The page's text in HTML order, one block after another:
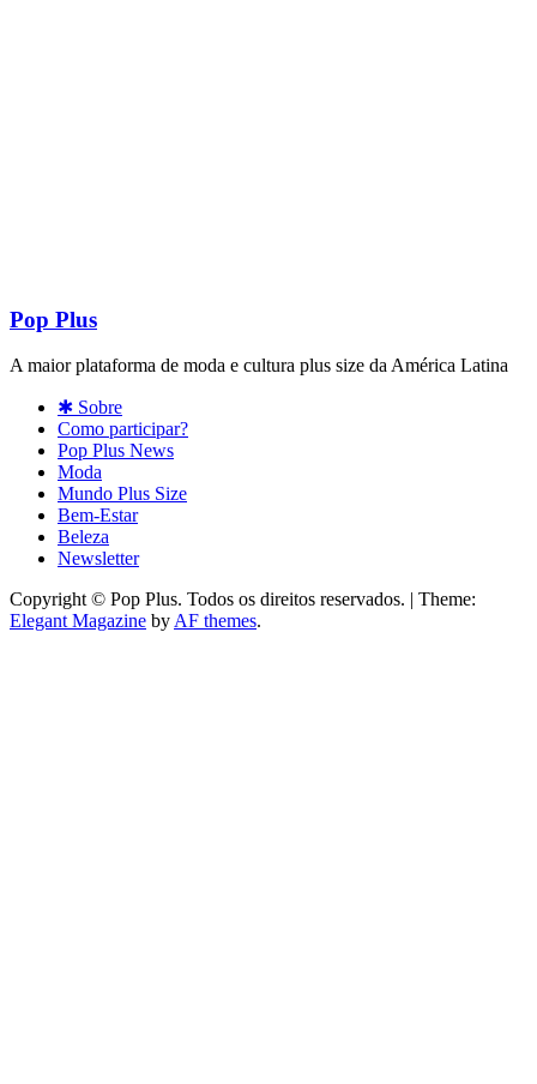
Pop Plus
A maior plataforma de moda e cultura plus size da América Latina
✱ Sobre
Como participar?
Pop Plus News
Moda
Mundo Plus Size
Bem-Estar
Beleza
Newsletter
Copyright © Pop Plus. Todos os direitos reservados. | Theme:
Elegant Magazine by AF themes.